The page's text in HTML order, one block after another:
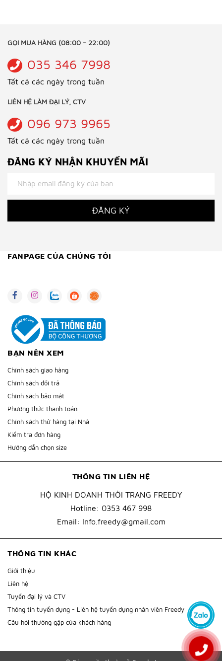
GỌI MUA HÀNG (08:00 - 22:00)
035 346 7998
Tất cả các ngày trong tuần
LIÊN HỆ LÀM ĐẠI LÝ, CTV
096 973 9965
Tất cả các ngày trong tuần
ĐĂNG KÝ NHẬN KHUYẾN MÃI
ĐĂNG KÝ
THÔNG TIN LIÊN HỆ
HỘ KINH DOANH THỜI TRANG FREEDY
Hotline: 0353 467 998
Email: Info.freedy@gmail.com
BẠN NÊN XEM
Chính sách giao hàng
Chính sách đổi trả
Chính sách bảo mật
Phương thức thanh toán
Chính sách thử hàng tại Nhà
Kiểm tra đơn hàng
Hướng dẫn chọn size
THÔNG TIN KHÁC
Giới thiệu
Liên hệ
Tuyển đại lý và CTV
Thông tin tuyển dụng - Liên hệ tuyển dụng nhân viên Freedy
Câu hỏi thường gặp của khách hàng
FANPAGE CỦA CHÚNG TÔI